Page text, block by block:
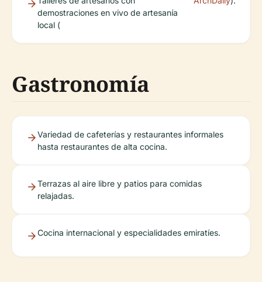
demostraciones en vivo de artesanía
local (
Gastronomía
Variedad de cafeterías y restaurantes informales
hasta restaurantes de alta cocina.
Terrazas al aire libre y patios para comidas
relajadas.
Cocina internacional y especialidades emiratíes.